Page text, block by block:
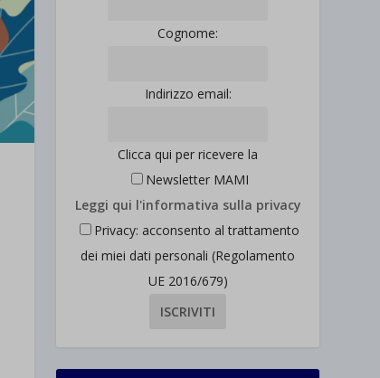
Cognome:
Indirizzo email:
Clicca qui per ricevere la
Newsletter MAMI
Leggi qui l'informativa sulla privacy
Privacy: acconsento al trattamento
dei miei dati personali (Regolamento
UE 2016/679)